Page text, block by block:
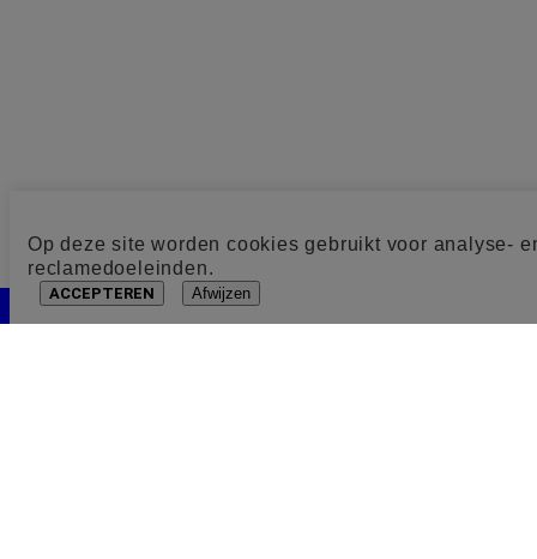
Op deze site worden cookies gebruikt voor analyse-
reclamedoeleinden.
ACCEPTEREN Afwijzen
Cookie toestemming